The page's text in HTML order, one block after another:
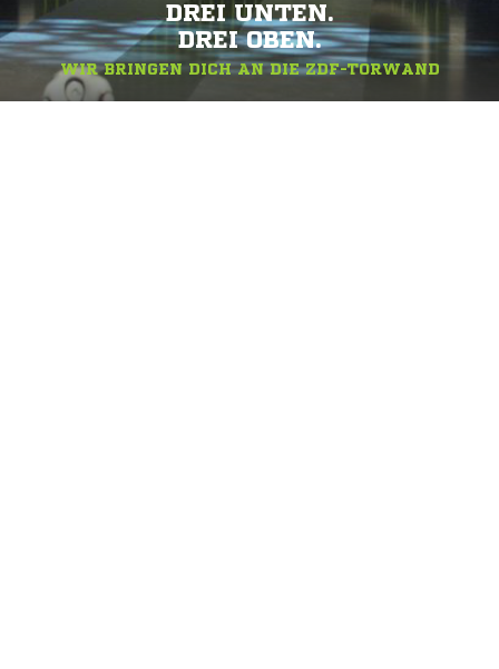
DREI UNTEN.
DREI OBEN.
WIR BRINGEN DICH AN DIE ZDF-TORWAND